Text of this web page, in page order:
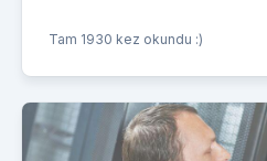
Tam 1930 kez okundu :)